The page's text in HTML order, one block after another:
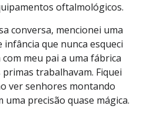
oftalmológicos.
conversa, mencionei uma
infância que nunca esqueci
meu pai a uma fábrica
trabalhavam. Fiquei
ver senhores montando
uma precisão quase mágica.